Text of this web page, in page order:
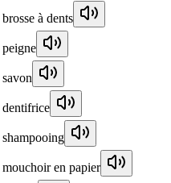
brosse à dents
peigne
savon
dentifrice
shampooing
mouchoir en papier